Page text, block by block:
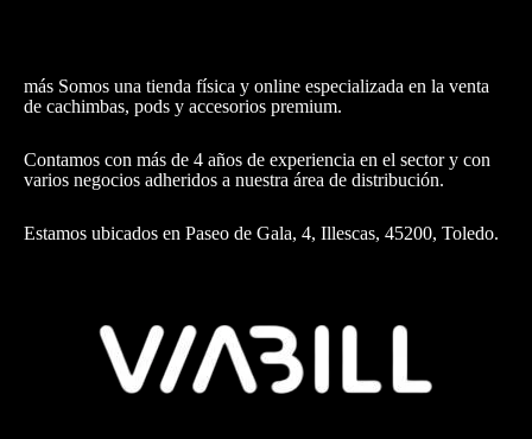
más Somos una tienda física y online especializada en la venta
de cachimbas, pods y accesorios premium.
Contamos con más de 4 años de experiencia en el sector y con
varios negocios adheridos a nuestra área de distribución.
Estamos ubicados en Paseo de Gala, 4, Illescas, 45200, Toledo.